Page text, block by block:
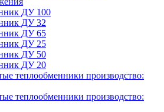
ДУ 100
ДУ 32
ДУ 65
ДУ 25
ДУ 50
ДУ 20
теплообменники производство:
теплообменники производство: